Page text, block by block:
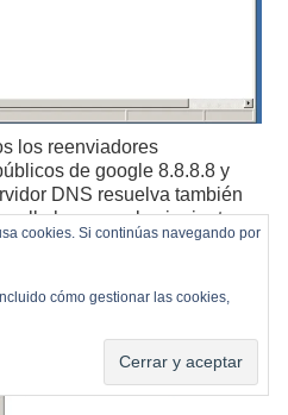
los reenviadores
de google 8.8.8.8 y
DNS resuelva también
ello hacemos lo siguiente:
cookies. Si continúas navegando por
cómo gestionar las cookies,